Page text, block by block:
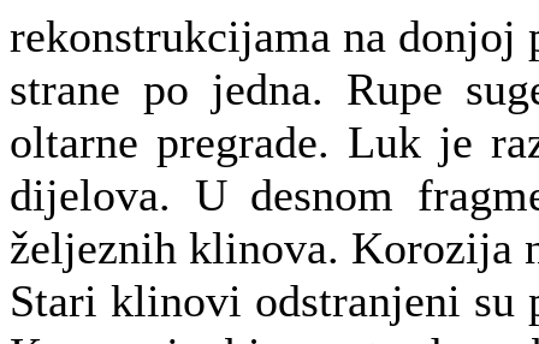
rekonstrukcijama na donjoj
strane po jedna. Rupe
oltarne pregrade. Luk je
dijelova. U desnom
željeznih klinova. Korozija
Stari klinovi odstranjeni su